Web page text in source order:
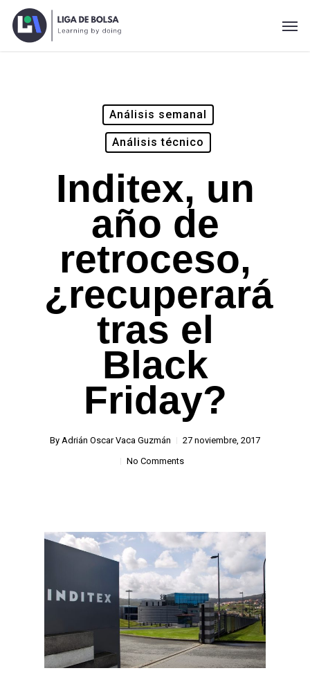
Skip
Análisis semanal
Análisis técnico
Inditex, un
año de
retroceso,
¿recuperará
tras el
Black
Friday?
By Adrián Oscar Vaca Guzmán
27 noviembre, 2017
No Comments